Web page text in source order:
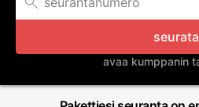
seurata
avaa kumppanin